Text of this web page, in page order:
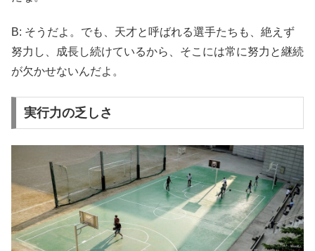
B: そうだよ。でも、天才と呼ばれる選手たちも、絶えず
努力し、成長し続けているから、そこには常に努力と継続
が欠かせないんだよ。
実行力の乏しさ